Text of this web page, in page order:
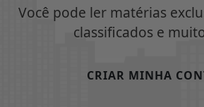
Você pode ler matérias
classificados e
CRIAR MINHA